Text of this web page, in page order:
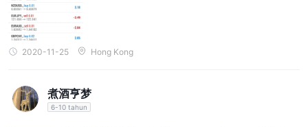
2020-11-25 Hong Kong
煮酒亨梦
6-10 tahun